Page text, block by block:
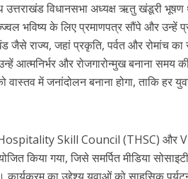
विधानसभा अध्यक्ष ऋतु खंडूरी भूषण
भविष्य के लिए प्रमाणपत्र सौंपे और उन्हें
जैसे राज्य, जहां प्रकृति, पर्वत और रोमांच
आत्मनिर्भर और रोजगारोन्मुख बनाना समय
में जनांदोलन बनाना होगा, ताकि हर
Skill Council (THSC) और
किया गया, जिसे समर्पित मीडिया